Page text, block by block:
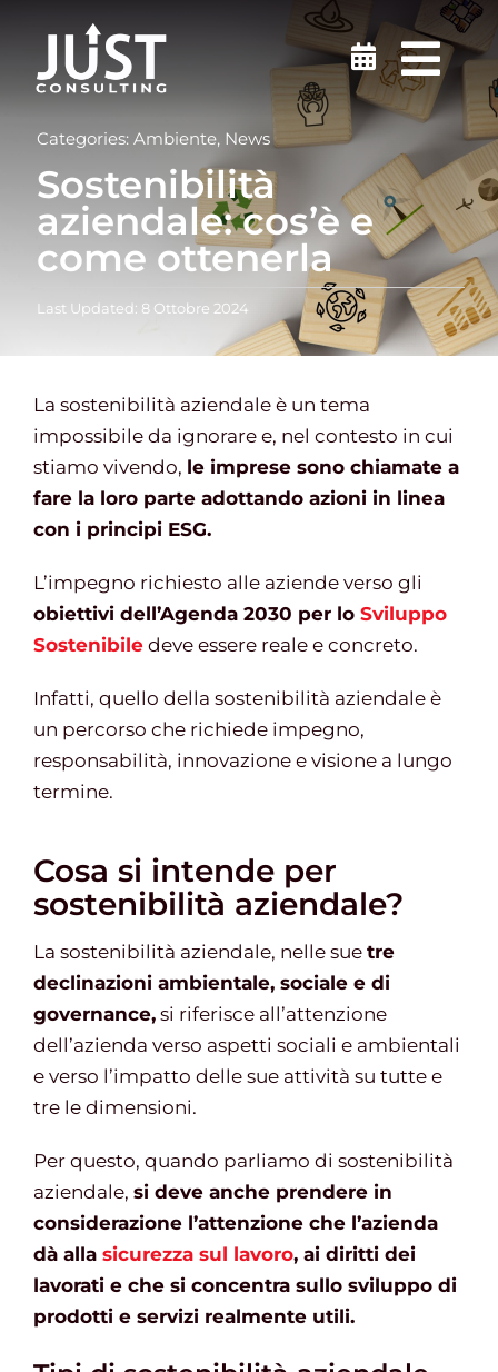
contenuto
Sicurezza sul lavoro
Medicina del Lavoro
Ambiente
Certificazioni
Formazione
Finanziamenti e incentivi
Gestione d’impresa
News
Chi siamo
Categories:Ambiente, News
Sostenibilità
aziendale: cos’è e
come ottenerla
Last Updated: 8 Ottobre 2024
La sostenibilità aziendale è un tema
impossibile da ignorare e, nel contesto in cui
stiamo vivendo, le imprese sono chiamate a
fare la loro parte adottando azioni in linea
con i principi ESG.
L’impegno richiesto alle aziende verso gli
obiettivi dell’Agenda 2030 per lo Sviluppo
Sostenibile deve essere reale e concreto.
Infatti, quello della sostenibilità aziendale è
un percorso che richiede impegno,
responsabilità, innovazione e visione a lungo
termine.
Cosa si intende per
sostenibilità aziendale?
La sostenibilità aziendale, nelle sue tre
declinazioni ambientale, sociale e di
governance, si riferisce all’attenzione
dell’azienda verso aspetti sociali e ambientali
e verso l’impatto delle sue attività su tutte e
tre le dimensioni.
Per questo, quando parliamo di sostenibilità
aziendale, si deve anche prendere in
considerazione l’attenzione che l’azienda
dà alla sicurezza sul lavoro, ai diritti dei
lavorati e che si concentra sullo sviluppo di
prodotti e servizi realmente utili.